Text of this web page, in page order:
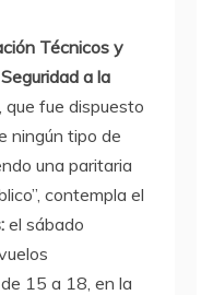
Técnicos y
a la
, que fue dispuesto
ningún tipo de
una paritaria
contempla el
el sábado
15 a 18, en la